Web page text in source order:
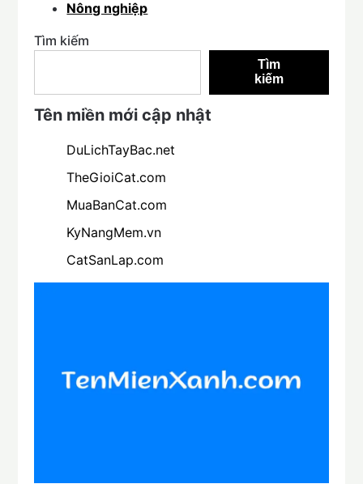
Nông nghiệp
Tìm kiếm
Tìm
kiếm
Tên miền mới cập nhật
DuLichTayBac.net
TheGioiCat.com
MuaBanCat.com
KyNangMem.vn
CatSanLap.com